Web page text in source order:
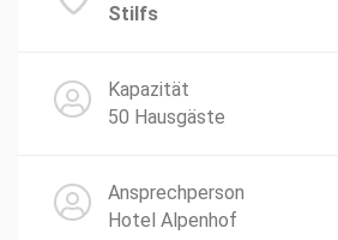
Stilfs
Kapazität
50 Hausgäste
Ansprechperson
Hotel Alpenhof